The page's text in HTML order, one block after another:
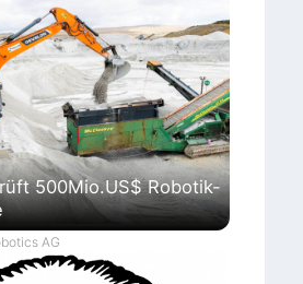
500Mio.US$ Robotik-
AG